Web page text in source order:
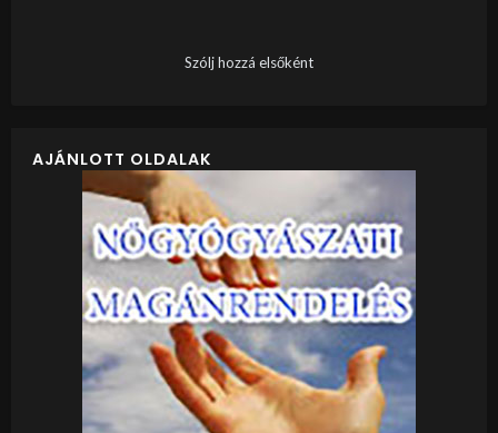
Szólj hozzá elsőként
AJÁNLOTT OLDALAK